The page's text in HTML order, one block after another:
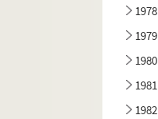
1978
1979
1980
1981
1982